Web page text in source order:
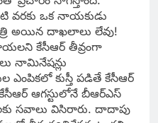
వరకు ఒక నాయకుడు
అయిన దాఖలాలు లేవు!
కేసీఆర్‌ తీవ్రంగా
నామినేషన్లు
ఎంపికలో కుస్తీ పడితే కేసీఆర్‌
ఆగస్టులోనే బీఆర్‌ఎస్‌
సవాలు విసిరారు. దాదాపు